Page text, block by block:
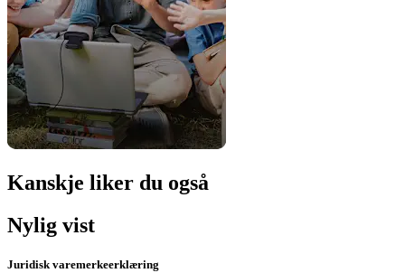
Kanskje liker du også
Nylig vist
Juridisk varemerkeerklæring